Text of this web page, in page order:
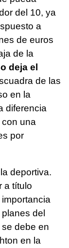
del 10, ya
a
de euros
de la
deja el
de las
en la
diferencia
una
por
deportiva.
a título
del
debe en
en la